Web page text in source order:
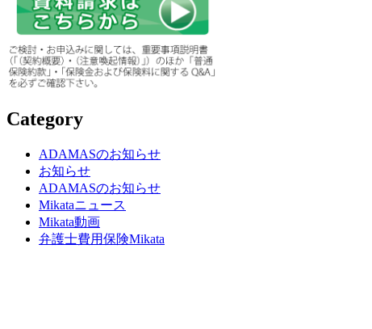
Category
ADAMASのお知らせ
お知らせ
ADAMASのお知らせ
Mikataニュース
Mikata動画
弁護士費用保険Mikata